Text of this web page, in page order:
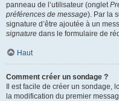
panneau de l’utilisateur (onglet
préférences de message). Par la
signature d’être ajoutée à un
signature dans le formulaire de
Haut
Comment créer un sondage ?
Il est facile de créer un sondage,
la modification du premier